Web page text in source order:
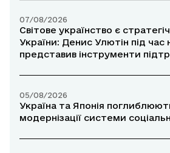
07/08/2026
Світове українство є
України: Денис Улютін під час
представив інструменти
05/08/2026
Україна та Японія
модернізації системи